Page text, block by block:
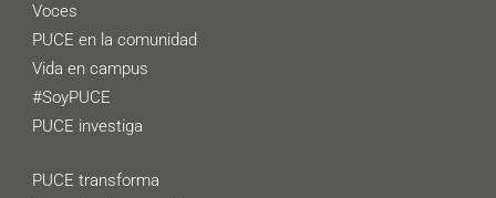
Voces
PUCE en la comunidad
Vida en campus
#SoyPUCE
PUCE investiga
PUCE transforma